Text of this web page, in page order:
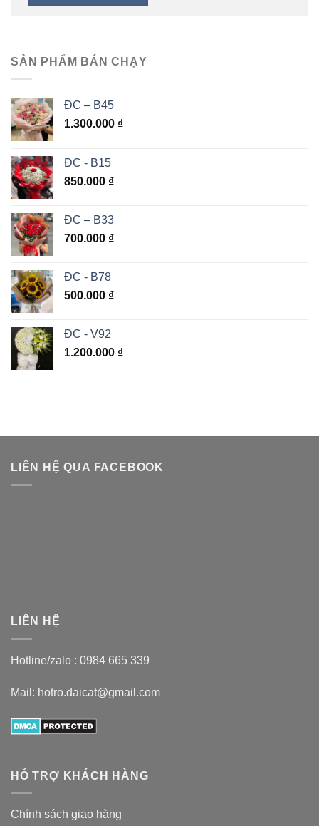
SẢN PHẨM BÁN CHẠY
ĐC – B45
1.300.000 ₫
ĐC - B15
850.000 ₫
ĐC – B33
700.000 ₫
ĐC - B78
500.000 ₫
ĐC - V92
1.200.000 ₫
LIÊN HỆ QUA FACEBOOK
LIÊN HỆ
Hotline/zalo : 0984 665 339
Mail: hotro.daicat@gmail.com
HỖ TRỢ KHÁCH HÀNG
Chính sách giao hàng